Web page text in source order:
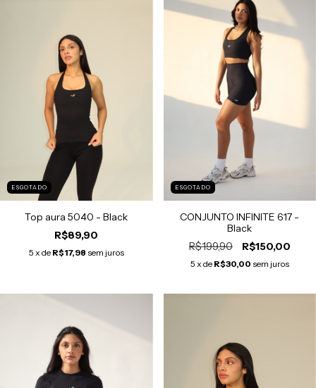
ESGOTADO
Top aura 5040 - Black
R$89,90
5 x de R$17,98 sem juros
ESGOTADO
CONJUNTO INFINITE 617 -
Black
R$199,90 R$150,00
5 x de R$30,00 sem juros